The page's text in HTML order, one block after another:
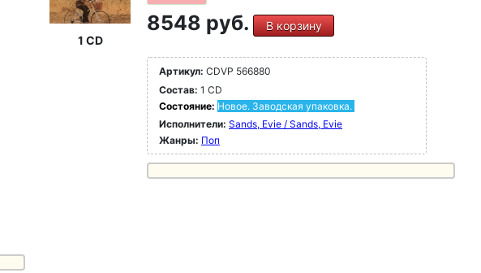
1 CD
8548 руб. В корзину
Артикул: CDVP 566880
Состав: 1 CD
Состояние: Новое. Заводская упаковка.
Исполнители: Sands, Evie / Sands, Evie
Жанры: Поп